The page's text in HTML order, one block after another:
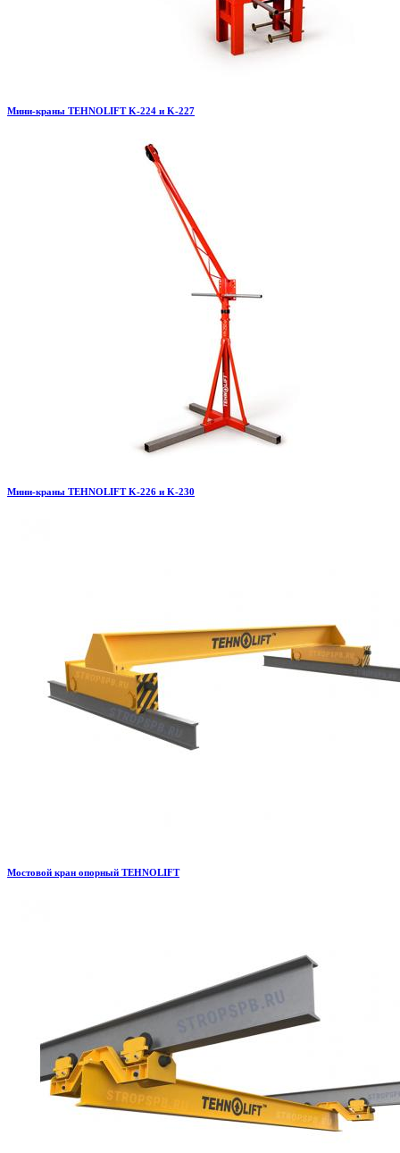
Мини-краны TEHNOLIFT K-224 и K-227
Мини-краны TEHNOLIFT K-226 и K-230
Мостовой кран опорный TEHNOLIFT